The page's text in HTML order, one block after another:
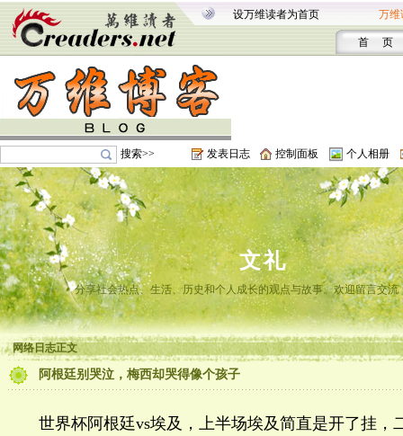
设万维读者为首页 万维
首 页
搜索>> 发表日志 控制面板 个人相册
文礼
分享社会热点、生活、历史和个人成长的观点与故事。欢迎留言交流
网络日志正文
阿根廷别哭泣，梅西却哭得像个孩子
世界杯阿根廷vs埃及，上半场埃及简直是开了挂，